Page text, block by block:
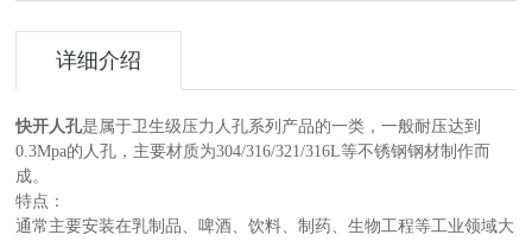
详细介绍
快开人孔是属于卫生级压力人孔系列产品的一类，一般耐压达到
0.3Mpa的人孔，主要材质为304/316/321/316L等不锈钢钢材制作而
成。
特点：
通常主要安装在乳制品、啤酒、饮料、制药、生物工程等工业领域大